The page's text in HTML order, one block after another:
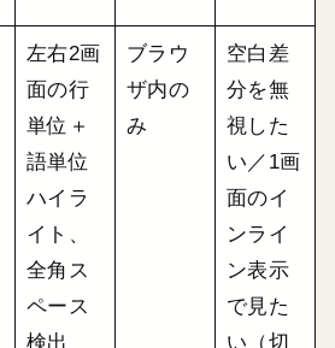
左右2画
面の行
単位＋
語単位
ハイラ
イト、
全角ス
ペース
検出
ブラウ
ザ内の
み
空白差
分を無
視した
い／1画
面のイ
ンライ
ン表示
で見た
い（切